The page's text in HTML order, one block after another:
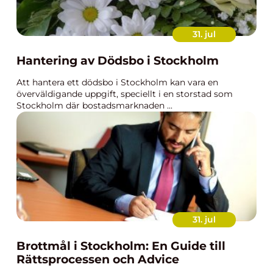
31. jul
Hantering av Dödsbo i Stockholm
Att hantera ett dödsbo i Stockholm kan vara en
överväldigande uppgift, speciellt i en storstad som
Stockholm där bostadsmarknaden ...
31. jul
Brottmål i Stockholm: En Guide till
Rättsprocessen och Advice